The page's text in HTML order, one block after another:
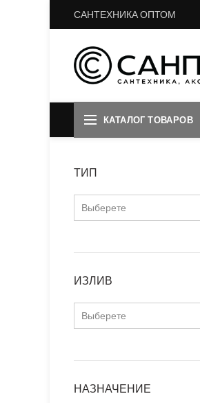
САНТЕХНИКА ОПТОМ
КАТАЛОГ ТОВАРОВ
ТИП
Выберете
ИЗЛИВ
Выберете
НАЗНАЧЕНИЕ